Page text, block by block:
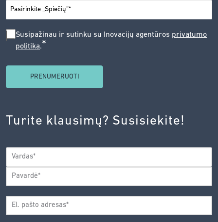
MIESTAS*
SUSIPAŽINAU
SUTINKU
AGENTŪROS
PRIVATUMO
POLITIKA.*
Susipažinau ir sutinku su Inovacijų agentūros privatumo
politika.*
Turite klausimų? Susisiekite!
VARDAS*
Vardas
EL.